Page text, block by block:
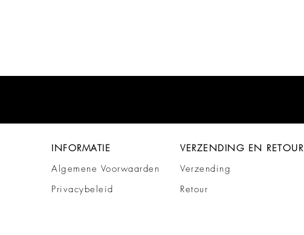
INFORMATIE
Algemene Voorwaarden
Privacybeleid
VERZENDING EN RETOUR
Verzending
Retour